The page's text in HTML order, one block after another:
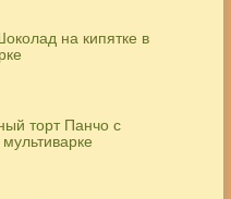
на кипятке в
торт Панчо с